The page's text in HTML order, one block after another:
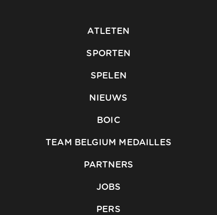
ATLETEN
SPORTEN
SPELEN
NIEUWS
BOIC
TEAM BELGIUM MEDAILLES
PARTNERS
JOBS
PERS